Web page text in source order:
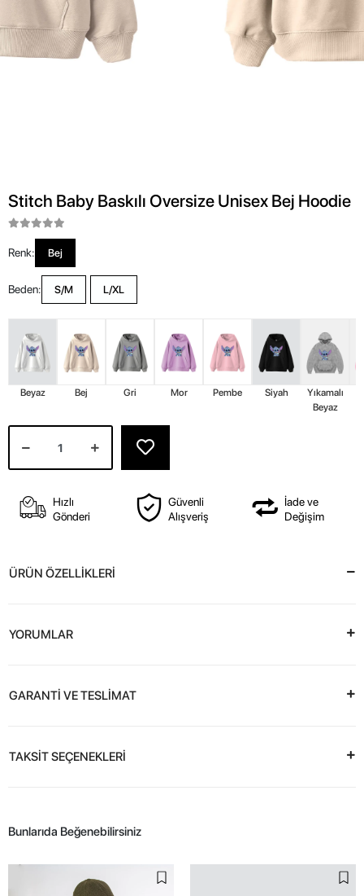
Stitch Baby Baskılı Oversize Unisex Bej Hoodie
Renk: Bej
Beden: S/M L/XL
Beyaz Bej Gri Mor Pembe Siyah
Yıkamalı
Beyaz
Hızlı
Gönderi
Güvenli
Alışveriş
İade ve
Değişim
ÜRÜN ÖZELLİKLERİ
YORUMLAR
GARANTİ VE TESLİMAT
TAKSİT SEÇENEKLERİ
Bunlarıda Beğenebilirsiniz